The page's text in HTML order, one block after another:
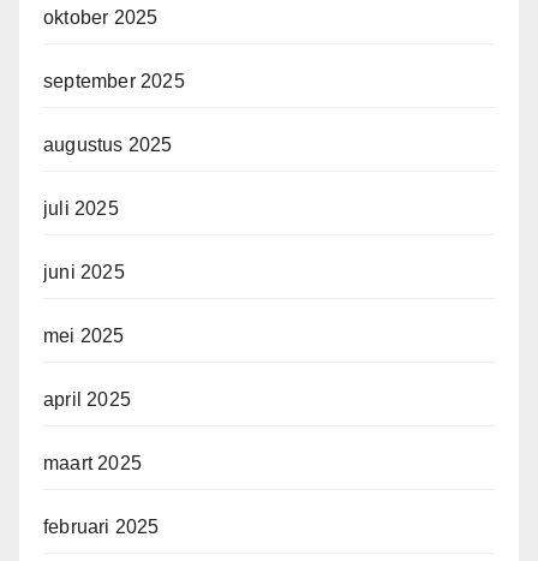
oktober 2025
september 2025
augustus 2025
juli 2025
juni 2025
mei 2025
april 2025
maart 2025
februari 2025